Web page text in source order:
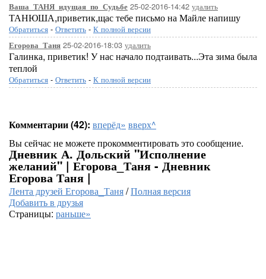
Ваша_ТАНЯ_идущая_по_Судьбе 25-02-2016-14:42 удалить
ТАНЮША,приветик,щас тебе письмо на Майле напишу
Обратиться - Ответить - К полной версии
Егорова_Таня 25-02-2016-18:03 удалить
Галинка, приветик! У нас начало подтаивать...Эта зима была
теплой
Обратиться - Ответить - К полной версии
Комментарии (42): вперёд» вверх^
Вы сейчас не можете прокомментировать это сообщение.
Дневник А. Дольский "Исполнение
желаний" | Егорова_Таня - Дневник
Егорова Таня |
Лента друзей Егорова_Таня/Полная версия
Добавить в друзья
Страницы: раньше»